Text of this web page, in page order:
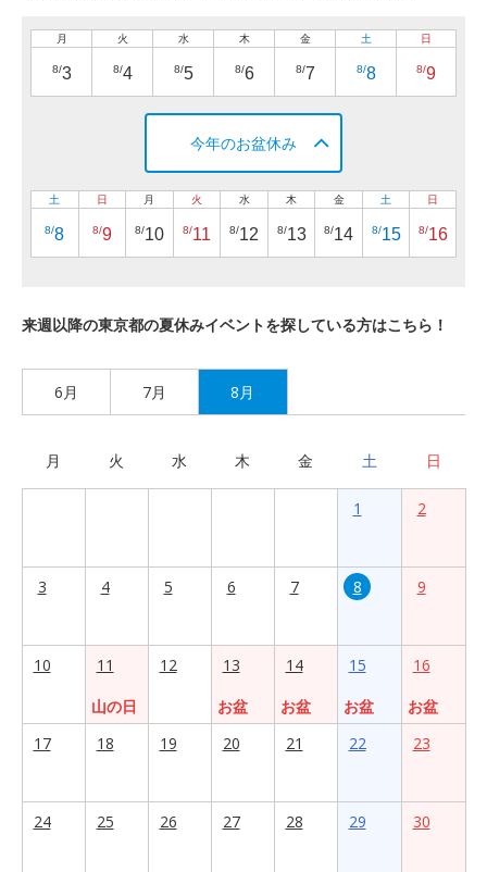
月
8/3
火
8/4
水
8/5
木
8/6
金
8/7
土
8/8
日
8/9
今年のお盆休み
土
8/8
日
8/9
月
8/10
火
8/11
水
8/12
木
8/13
金
8/14
土
8/15
日
8/16
来週以降の東京都の夏休みイベントを探している方はこちら！
6月 7月 8月
月 火 水 木 金 土 日
1 2
3 4 5 6 7 8 9
10
11
山の日
12
13
お盆
14
お盆
15
お盆
16
お盆
17
18 19 20 21 22 23
24 25 26 27 28 29 30